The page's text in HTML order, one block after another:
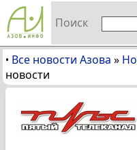
Поиск
• Все новости Азова »
новости